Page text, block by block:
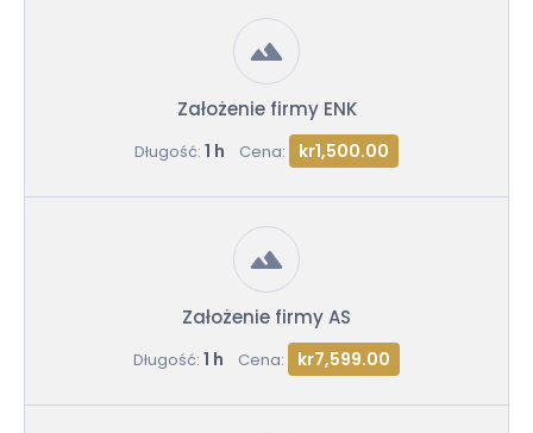
Założenie firmy ENK
Długość: 1 h Cena: kr1,500.00
Założenie firmy AS
Długość: 1 h Cena: kr7,599.00